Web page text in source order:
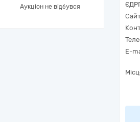
Аукціон не відбувся
E-